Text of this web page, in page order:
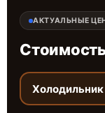
АКТУАЛЬНЫЕ
Холодильник